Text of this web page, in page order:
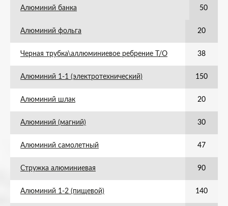
Алюминий банка 50
Алюминий фольга 20
Черная трубка\аллюминиевое ребрение Т/О 38
Алюминий 1-1 (электротехнический) 150
Алюминий шлак 20
Алюминий (магний) 30
Алюминий самолетный 47
Стружка алюминиевая 90
Алюминий 1-2 (пищевой) 140